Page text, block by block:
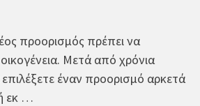
προορισμός πρέπει να
Μετά από χρόνια
επιλέξετε έναν προορισμό αρκετά
εκ …